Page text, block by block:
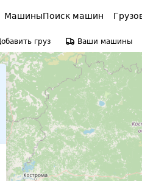
МашиныПоиск машин
груз Ваши машины